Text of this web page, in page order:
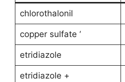
chlorothalonil
copper sulfate ‘
etridiazole
etridiazole +